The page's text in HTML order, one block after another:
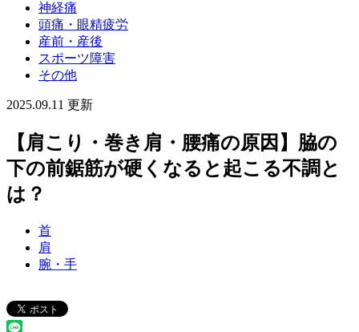
神経痛
頭痛・眼精疲労
産前・産後
スポーツ障害
その他
2025.09.11 更新
【肩こり・巻き肩・腰痛の原因】脇の
下の前鋸筋が硬くなると起こる不調と
は？
首
肩
腕・手